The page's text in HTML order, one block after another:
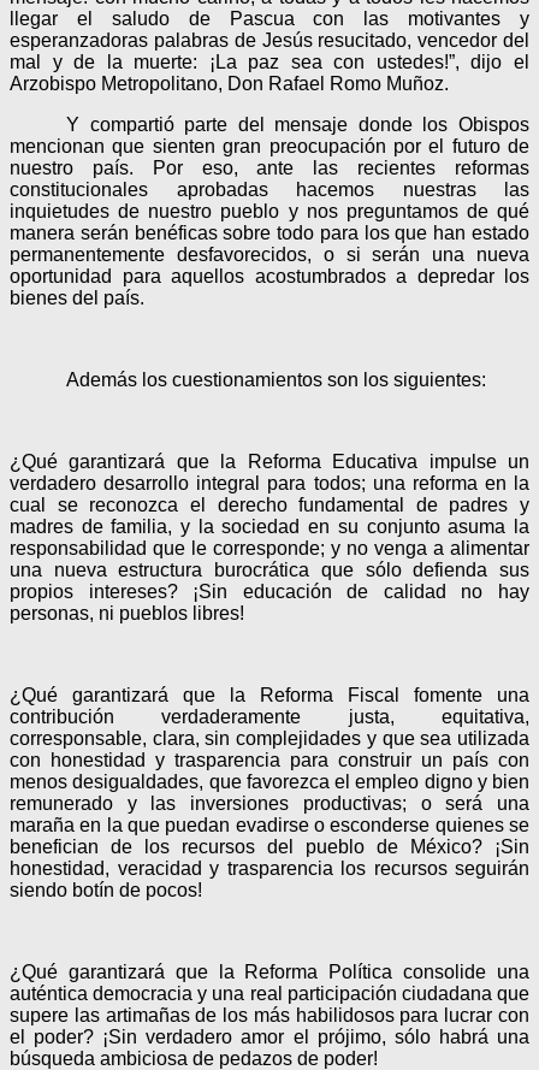
llegar el saludo de Pascua con las motivantes y
esperanzadoras palabras de Jesús resucitado, vencedor del
mal y de la muerte: ¡La paz sea con ustedes!”, dijo el
Arzobispo Metropolitano, Don Rafael Romo Muñoz.
Y compartió parte del mensaje donde los Obispos
mencionan que sienten gran preocupación por el futuro de
nuestro país. Por eso, ante las recientes reformas
constitucionales aprobadas hacemos nuestras las
inquietudes de nuestro pueblo y nos preguntamos de qué
manera serán benéficas sobre todo para los que han estado
permanentemente desfavorecidos, o si serán una nueva
oportunidad para aquellos acostumbrados a depredar los
bienes del país.
Además los cuestionamientos son los siguientes:
¿Qué garantizará que la Reforma Educativa impulse un
verdadero desarrollo integral para todos; una reforma en la
cual se reconozca el derecho fundamental de padres y
madres de familia, y la sociedad en su conjunto asuma la
responsabilidad que le corresponde; y no venga a alimentar
una nueva estructura burocrática que sólo defienda sus
propios intereses? ¡Sin educación de calidad no hay
personas, ni pueblos libres!
¿Qué garantizará que la Reforma Fiscal fomente una
contribución verdaderamente justa, equitativa,
corresponsable, clara, sin complejidades y que sea utilizada
con honestidad y trasparencia para construir un país con
menos desigualdades, que favorezca el empleo digno y bien
remunerado y las inversiones productivas; o será una
maraña en la que puedan evadirse o esconderse quienes se
benefician de los recursos del pueblo de México? ¡Sin
honestidad, veracidad y trasparencia los recursos seguirán
siendo botín de pocos!
¿Qué garantizará que la Reforma Política consolide una
auténtica democracia y una real participación ciudadana que
supere las artimañas de los más habilidosos para lucrar con
el poder? ¡Sin verdadero amor el prójimo, sólo habrá una
búsqueda ambiciosa de pedazos de poder!